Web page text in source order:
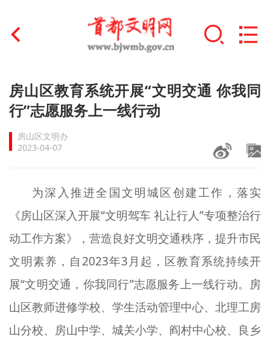
首页
文明创建
文明实践
未成年人思想道德建设
榜样人物
+
身边好人
文明评论
北京宣传文化引导基金
房山区教育系统开展“文明交通 你我同
行”志愿服务上一线行动
房山区文明办
2023-04-07
为深入推进全国文明城区创建工作，落实
《房山区深入开展“文明驾车 礼让行人”专项整治行
动工作方案》，营造良好文明交通秩序，提升市民
文明素养，自2023年3月起，区教育系统持续开
展“文明交通，你我同行”志愿服务上一线行动。房
山区教师进修学校、学生活动管理中心、北理工房
山分校、房山中学、城关小学、阎村中心校、良乡